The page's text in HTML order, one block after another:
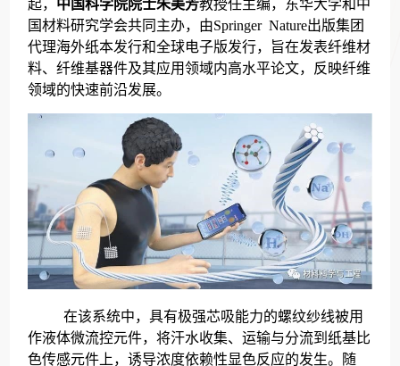
国材料研究学会共同主办，由Springer Nature出版集团
代理海外纸本发行和全球电子版发行，旨在发表纤维材
料、纤维基器件及其应用领域内高水平论文，反映纤维
领域的快速前沿发展。
在该系统中，具有极强芯吸能力的螺纹纱线被用
作液体微流控元件，将汗水收集、运输与分流到纸基比
色传感元件上，诱导浓度依赖性显色反应的发生。随